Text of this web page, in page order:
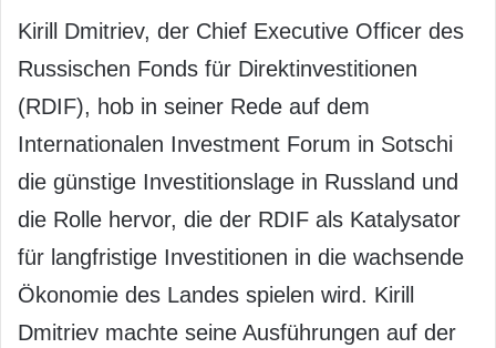
Kirill Dmitriev, der Chief Executive Officer des
Russischen Fonds für Direktinvestitionen
(RDIF), hob in seiner Rede auf dem
Internationalen Investment Forum in Sotschi
die günstige Investitionslage in Russland und
die Rolle hervor, die der RDIF als Katalysator
für langfristige Investitionen in die wachsende
Ökonomie des Landes spielen wird. Kirill
Dmitriev machte seine Ausführungen auf der